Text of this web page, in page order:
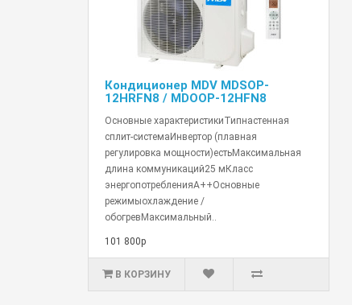
Кондиционер MDV MDSOP-
12HRFN8 / MDOOP-12HFN8
Основные характеристикиТипнастенная
сплит-системаИнвертор (плавная
регулировка мощности)естьМаксимальная
длина коммуникаций25 мКласс
энергопотребленияA++Основные
режимыохлаждение /
обогревМаксимальный..
101 800р
В КОРЗИНУ